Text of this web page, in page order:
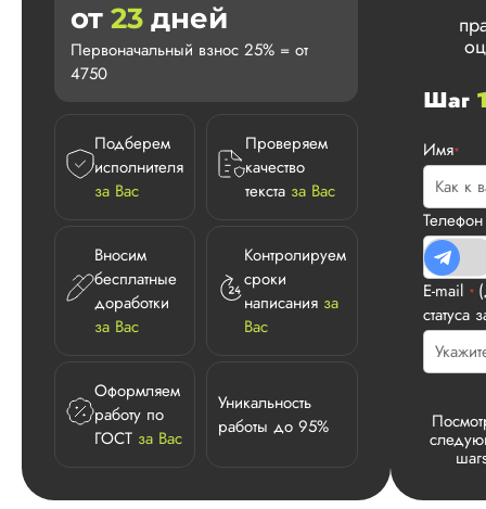
от 23 дней
Первоначальный взнос 25% = от
4750
Подберем
исполнителя
за Вас
Проверяем
качество
текста за Вас
Вносим
бесплатные
доработки
за Вас
Контролируем
сроки
написания за
Вас
Оформляем
работу по
ГОСТ за Вас
Уникальность
работы до 95%
Шаг
Имя*
E-mail *
статуса